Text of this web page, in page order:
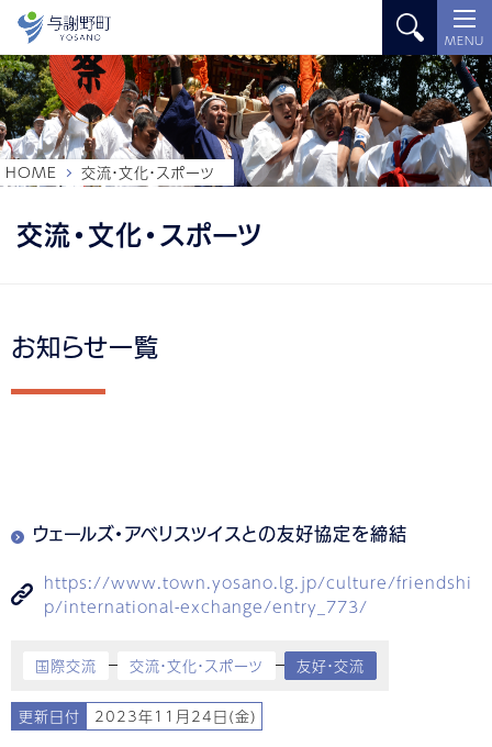
MENU
交流・文化・スポーツ
HOME 交流・文化・スポーツ
お知らせ一覧
ウェールズ・アベリスツイスとの友好協定を締結
https://www.town.yosano.lg.jp/culture/friendshi
p/international-exchange/entry_773/
国際交流 交流・文化・スポーツ 友好・交流
更新日付 2023年11月24日(金)